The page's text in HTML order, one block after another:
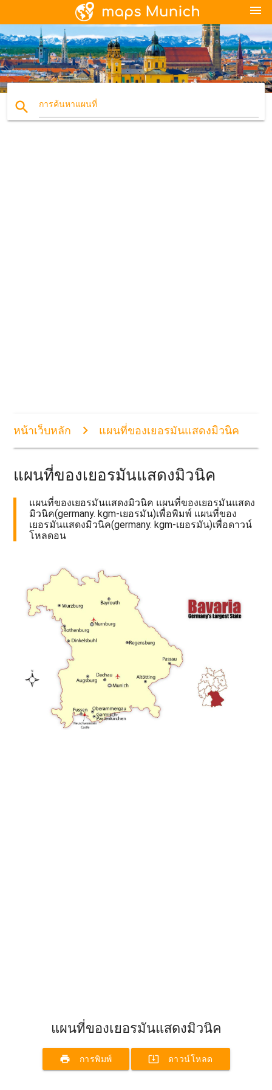
menu
search การค้นหาแผนที่
หน้าเว็บหลัก แผนที่ของเยอรมันแสดงมิวนิค
แผนที่ของเยอรมันแสดงมิวนิค
แผนที่ของเยอรมันแสดงมิวนิค แผนที่ของเยอรมันแสดง
มิวนิค(germany. kgm-เยอรมัน)เพื่อพิมพ์ แผนที่ของ
เยอรมันแสดงมิวนิค(germany. kgm-เยอรมัน)เพื่อดาวน์
โหลดอน
แผนที่ของเยอรมันแสดงมิวนิค
print การพิมพ์ system_update_alt ดาวน์โหลด